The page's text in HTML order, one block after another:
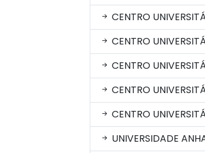
CENTRO
CENTRO
CENTRO
CENTRO
CENTRO
UNIVERSIDADE